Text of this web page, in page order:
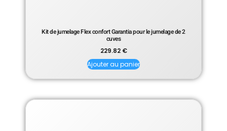
Kit de jumelage Flex confort Garantia pour le jumelage de 2
cuves
229.82 €
Ajouter au panier